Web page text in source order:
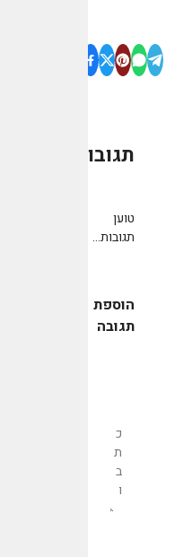
תגובות
טוען
תגובות...
הוספת
תגובה